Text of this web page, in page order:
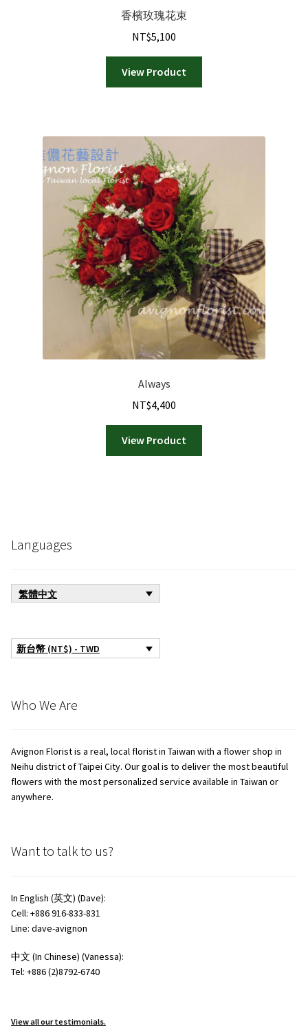
香檳玫瑰花束
NT$5,100
View Product
Always
NT$4,400
View Product
Languages
繁體中文
新台幣 (NT$) - TWD
Who We Are
Avignon Florist is a real, local florist in Taiwan with a flower shop in
Neihu district of Taipei City. Our goal is to deliver the most beautiful
flowers with the most personalized service available in Taiwan or
anywhere.
Want to talk to us?
In English (英文) (Dave):
Cell: +886 916-833-831
Line: dave-avignon
中文 (In Chinese) (Vanessa):
Tel: +886 (2)8792-6740
View all our testimonials.